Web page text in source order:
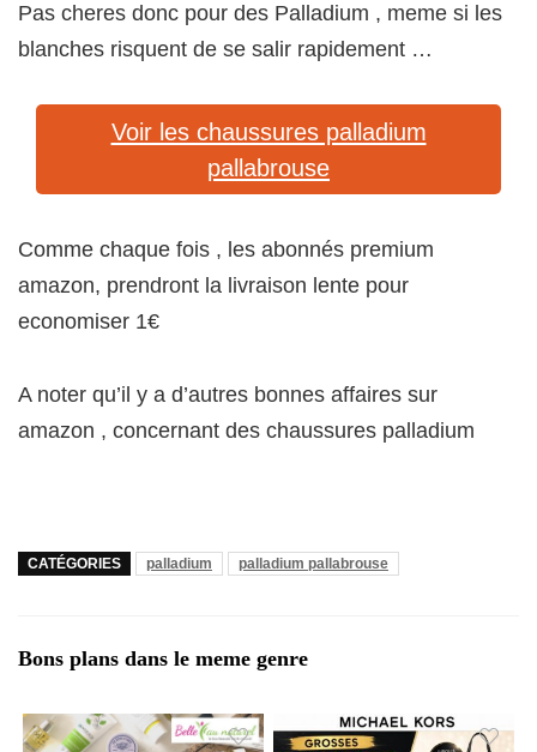
Pas cheres donc pour des Palladium , meme si les
blanches risquent de se salir rapidement …
Voir les chaussures palladium
pallabrouse
Comme chaque fois , les abonnés premium
amazon, prendront la livraison lente pour
economiser 1€
A noter qu’il y a d’autres bonnes affaires sur
amazon , concernant des chaussures palladium
CATÉGORIES palladium palladium pallabrouse
Bons plans dans le meme genre